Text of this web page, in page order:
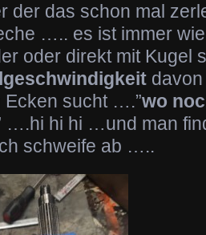
der das schon mal
….. es ist immer
oder direkt mit Kugel
Ecken sucht ….”wo
….hi hi hi …und man
schweife ab …..